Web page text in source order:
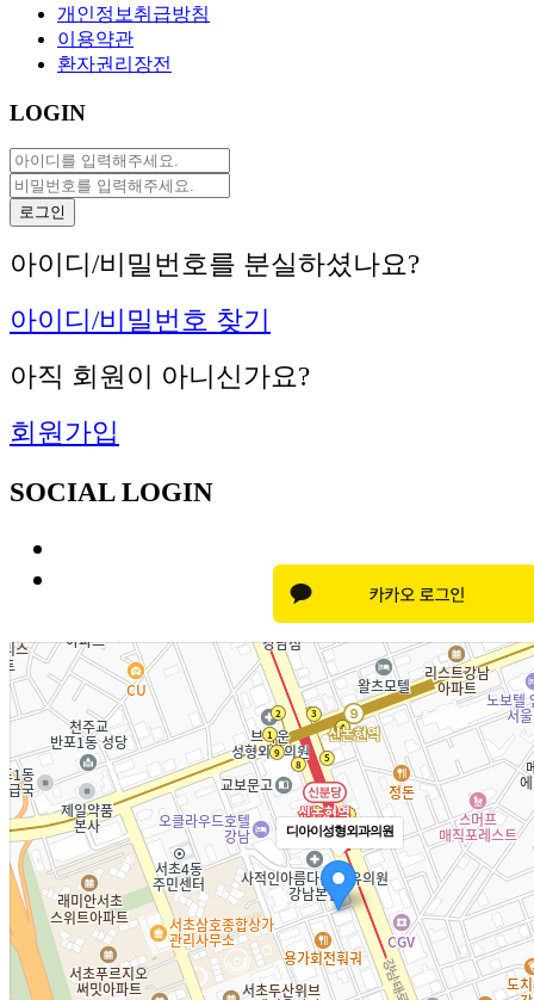
개인정보취급방침
이용약관
환자권리장전
LOGIN
아이디/비밀번호를 분실하셨나요?
아이디/비밀번호 찾기
아직 회원이 아니신가요?
회원가입
SOCIAL LOGIN
디아이성형외과의원